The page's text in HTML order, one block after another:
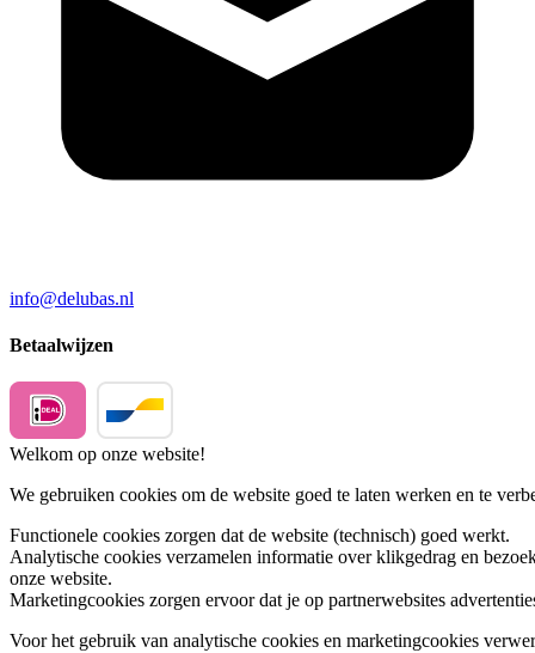
info@delubas.nl
Betaalwijzen
Welkom op onze website!
We gebruiken cookies om de website goed te laten werken en te
Functionele cookies zorgen dat de website (technisch) goed werkt.
Analytische cookies verzamelen informatie over klikgedrag en
onze website.
Marketingcookies zorgen ervoor dat je op partnerwebsites
Voor het gebruik van analytische cookies en marketingcookies